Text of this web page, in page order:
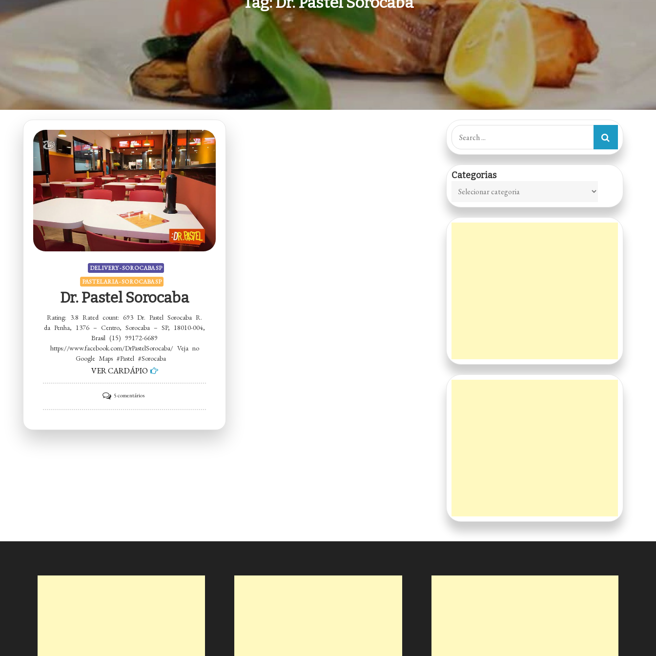
DELIVERY - SOROCABA SP
PASTELARIA - SOROCABA SP
Dr. Pastel Sorocaba
Rating: 3.8 Rated count: 693 Dr. Pastel Sorocaba R.
da Penha, 1376 – Centro, Sorocaba – SP, 18010-004,
Brasil (15) 99172-6689
https://www.facebook.com/DrPastelSorocaba/ Veja no
Google Maps #Pastel #Sorocaba
VER CARDÁPIO
5 comentáriosem
Dr.
Search
for:
Categorias
Categorias